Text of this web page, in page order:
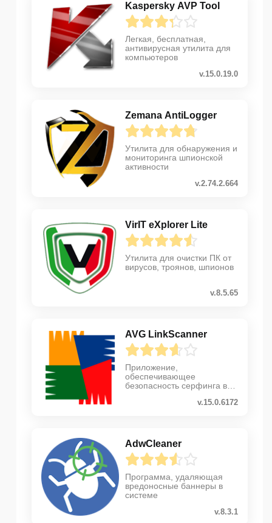
Kaspersky AVP Tool
Легкая, бесплатная,
антивирусная утилита для
компьютеров
v.15.0.19.0
Zemana AntiLogger
Утилита для обнаружения и
мониторинга шпионской
активности
v.2.74.2.664
VirIT eXplorer Lite
Утилита для очистки ПК от
вирусов, троянов, шпионов
v.8.5.65
AVG LinkScanner
Приложение,
обеспечивающее
безопаcность серфинга в
v.15.0.6172
AdwCleaner
Программа, удаляющая
вредоносные баннеры в
системе
v.8.3.1